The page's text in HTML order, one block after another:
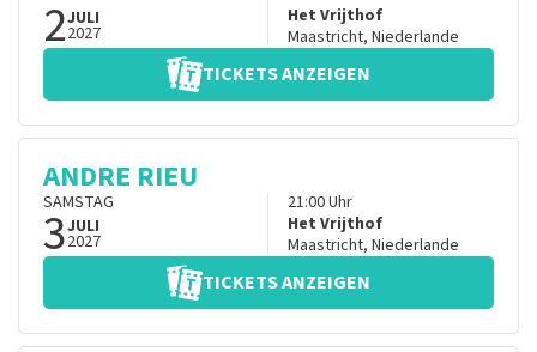
2JULI
2027
Het Vrijthof
Maastricht, Niederlande
TICKETS ANZEIGEN
ANDRE RIEU
SAMSTAG
3JULI
2027
21:00Uhr
Het Vrijthof
Maastricht, Niederlande
TICKETS ANZEIGEN